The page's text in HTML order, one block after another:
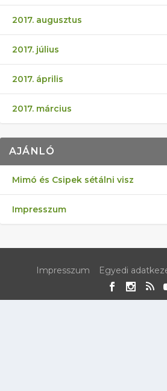
2017. augusztus
2017. július
2017. április
2017. március
AJÁNLÓ
Mimó és Csipek sétálni visz
Impresszum
Impresszum Egyedi